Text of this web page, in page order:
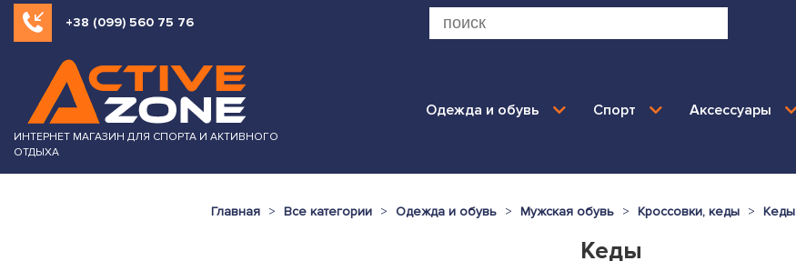
+38 (099) 560 75 76
ИНТЕРНЕТ МАГАЗИН ДЛЯ СПОРТА И АКТИВНОГО
ОТДЫХА
Одежда и обувь Спорт Аксессуары
Главная Все категории Одежда и обувь Мужская обувь Кроссовки, кеды Кеды
Кеды